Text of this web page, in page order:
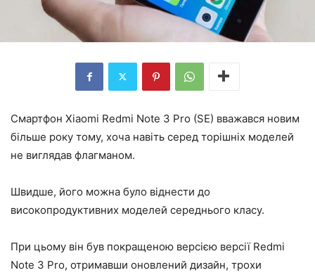
Смартфон Xiaomi Redmi Note 3 Pro (SE) вважався новим
більше року тому, хоча навіть серед торішніх моделей
не виглядав флагманом.
Швидше, його можна було віднести до
високопродуктивних моделей середнього класу.
При цьому він був покращеною версією версії Redmi
Note 3 Pro, отримавши оновлений дизайн, трохи